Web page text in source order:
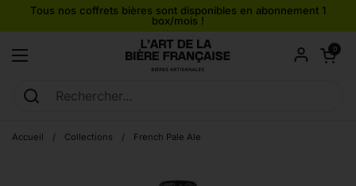
Passer au contenu
Tous nos coffrets bières sont disponibles en abonnement 1
box/mois !
Ouvrir le menu
Ouvrir le
0
Accueil / Collections / French Pale Ale